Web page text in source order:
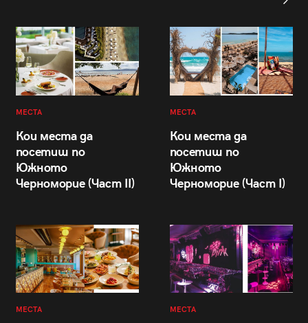
МЕСТА
Кои места да
посетиш по
Южното
Черноморие (Част II)
МЕСТА
Кои места да
посетиш по
Южното
Черноморие (Част I)
МЕСТА МЕСТА